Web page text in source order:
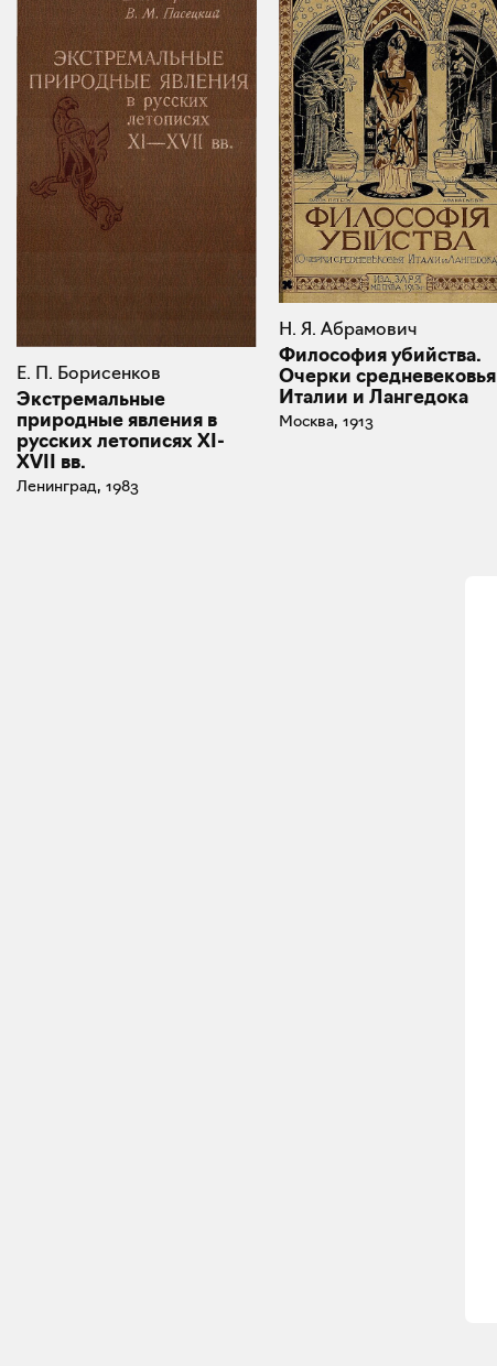
Е. П. Борисенков
Экстремальные
природные явления в
русских летописях XI-
XVII вв.
Ленинград, 1983
Н. Я. Абрамович
Философия убийства.
Очерки средневековья
Италии и Лангедока
Москва, 1913